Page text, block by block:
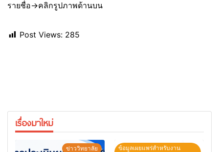
รายชื่อ->คลิกรูปภาพด้านบน
Post Views: 285
เรื่องมาใหม่
ข่าววิทยาลัย
ข้อมูลเผยแพร่สำหรับงาน